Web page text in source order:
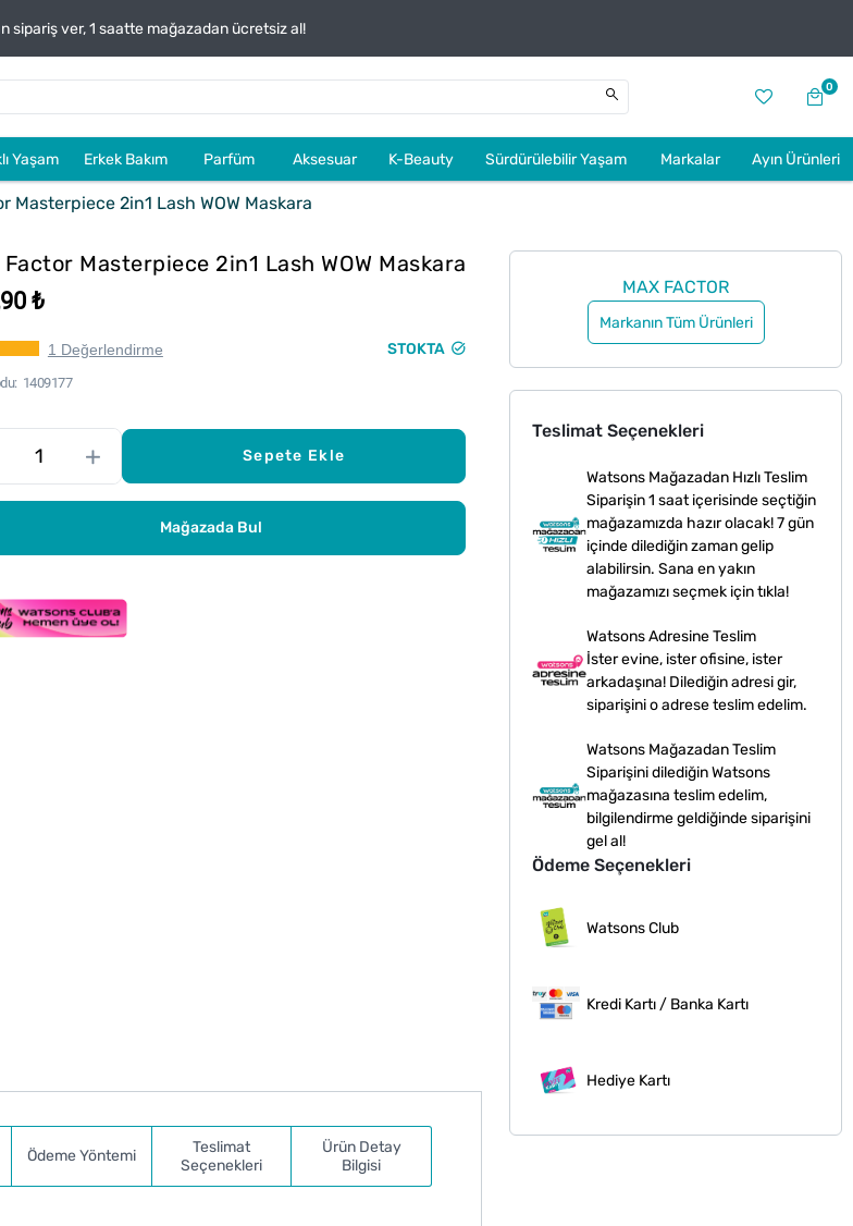
sipariş ver, 1 saatte mağazadan ücretsiz al!
0
Yaşam Erkek Bakım Parfüm Aksesuar K-Beauty Sürdürülebilir Yaşam Markalar Ayın Ürünleri
Masterpiece 2in1 Lash WOW Maskara
Factor Masterpiece 2in1 Lash WOW Maskara
₺
1 Değerlendirme STOKTA
1409177
+ Sepete Ekle
Mağazada Bul
MAX FACTOR
Markanın Tüm Ürünleri
Teslimat Seçenekleri
Watsons Mağazadan Hızlı Teslim
Siparişin 1 saat içerisinde seçtiğin
mağazamızda hazır olacak! 7 gün
içinde dilediğin zaman gelip
alabilirsin. Sana en yakın
mağazamızı seçmek için tıkla!
Watsons Adresine Teslim
İster evine, ister ofisine, ister
arkadaşına! Dilediğin adresi gir,
siparişini o adrese teslim edelim.
Watsons Mağazadan Teslim
Siparişini dilediğin Watsons
mağazasına teslim edelim,
bilgilendirme geldiğinde siparişini
gel al!
Ödeme Seçenekleri
Watsons Club
Kredi Kartı / Banka Kartı
Hediye Kartı
Ödeme Yöntemi
Teslimat
Seçenekleri
Ürün Detay
Bilgisi